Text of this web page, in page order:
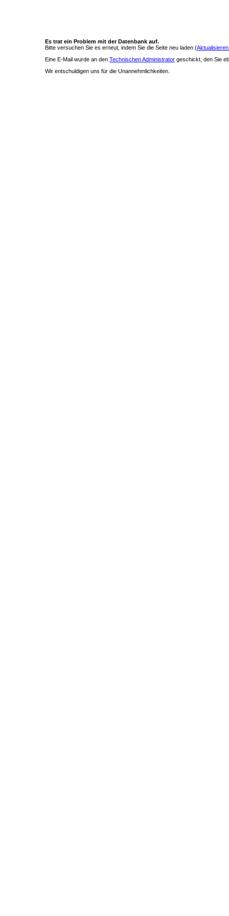
Es trat ein Problem mit der Datenbank auf.
Bitte versuchen Sie es erneut, indem Sie die Seite neu laden (
Eine E-Mail wurde an den Technischen Administrator geschickt, den Sie
Wir entschuldigen uns für die Unannehmlichkeiten.